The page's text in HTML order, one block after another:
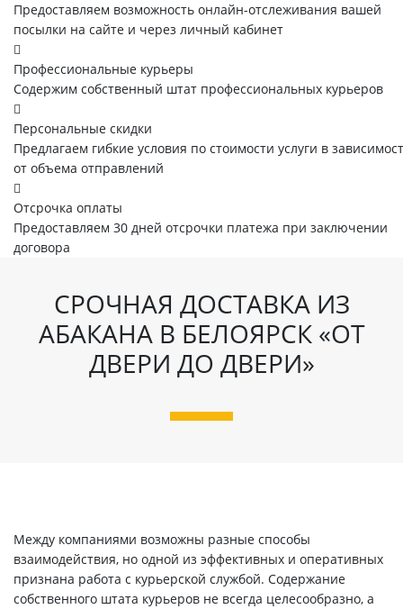
Предоставляем возможность онлайн-отслеживания вашей
посылки на сайте и через личный кабинет
Профессиональные курьеры
Содержим собственный штат профессиональных курьеров
Персональные скидки
Предлагаем гибкие условия по стоимости услуги в
от объема отправлений
Отсрочка оплаты
Предоставляем 30 дней отсрочки платежа при заключении
договора
СРОЧНАЯ ДОСТАВКА ИЗ
АБАКАНА В БЕЛОЯРСК «ОТ
ДВЕРИ ДО ДВЕРИ»
Между компаниями возможны разные способы
взаимодействия, но одной из эффективных и оперативных
признана работа с курьерской службой. Содержание
собственного штата курьеров не всегда целесообразно, а